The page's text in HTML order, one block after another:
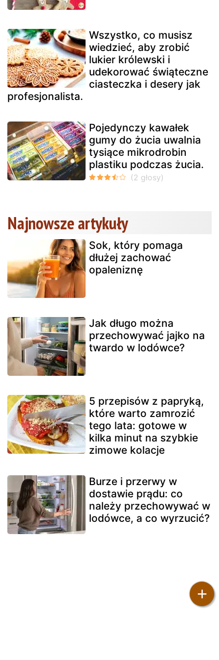
+
Wszystko, co musisz
wiedzieć, aby zrobić
lukier królewski i
udekorować świąteczne
ciasteczka i desery jak
profesjonalista.
Pojedynczy kawałek
gumy do żucia uwalnia
tysiące mikrodrobin
plastiku podczas żucia.
Najnowsze artykuły
Sok, który pomaga
dłużej zachować
opaleniznę
Jak długo można
przechowywać jajko na
twardo w lodówce?
5 przepisów z papryką,
które warto zamrozić
tego lata: gotowe w
kilka minut na szybkie
zimowe kolacje
Burze i przerwy w
dostawie prądu: co
należy przechowywać w
lodówce, a co wyrzucić?